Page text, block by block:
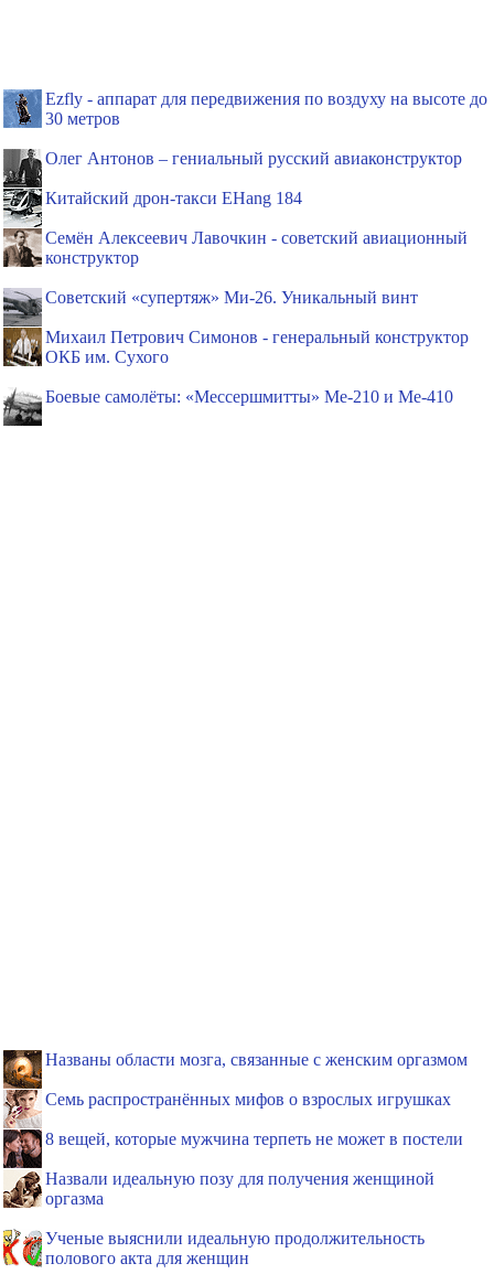
Ezfly - аппарат для передвижения по воздуху на высоте до
30 метров
Олег Антонов – гениальный русский авиаконструктор
Китайский дрон-такси EHang 184
Семён Алексеевич Лавочкин - советский авиационный
конструктор
Советский «супертяж» Ми-26. Уникальный винт
Михаил Петрович Симонов - генеральный конструктор
ОКБ им. Сухого
Боевые самолёты: «Мессершмитты» Ме-210 и Ме-410
Названы области мозга, связанные с женским оргазмом
Семь распространённых мифов о взрослых игрушках
8 вещей, которые мужчина терпеть не может в постели
Назвали идеальную позу для получения женщиной
оргазма
Ученые выяснили идеальную продолжительность
полового акта для женщин